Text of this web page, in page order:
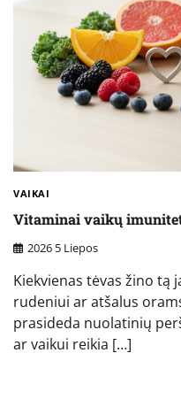
VAIKAI
Vitaminai vaikų
2026 5 Liepos
Kiekvienas tėvas žino tą
rudeniui ar atšalus
prasideda nuolatinių
ar vaikui reikia […]